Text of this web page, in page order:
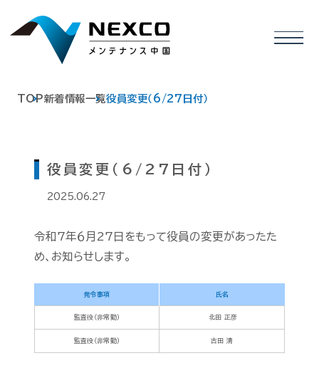
TOP新着情報一覧役員変更（6/27日付）
役員変更（6/27日付）
2025.06.27
令和7年６月27日をもって役員の変更があったた
め、お知らせします。
発令事項 氏名
監査役（非常勤） 北田 正彦
監査役（非常勤） 古田 清